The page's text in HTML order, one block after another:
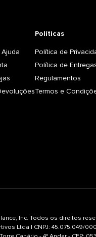
Políticas
Política de
Política de
Regulamentos
Termos e
Inc. Todos os direitos
Ltda | CNPJ: 45.075.049/